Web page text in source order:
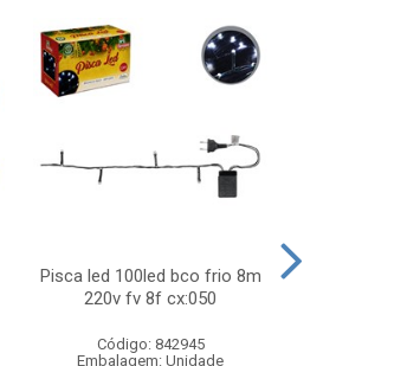
Pisca led 100led bco frio 8m
220v fv 8f cx:050
Código: 842945
Embalagem: Unidade